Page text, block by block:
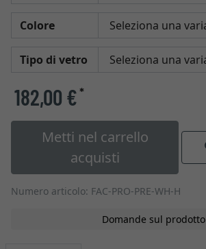
Colore
Tipo di vetro
182,00 €*
Metti nel carrello
acquisti
Numero articolo: FAC-PRO-PRE-WH-H
Domande sul prodotto